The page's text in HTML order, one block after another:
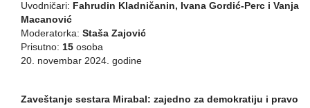
Uvodničari: Fahrudin Kladničanin, Ivana Gordić-Perc i Vanja
Macanović
Moderatorka: Staša Zajović
Prisutno: 15 osoba
20. novembar 2024. godine
Zaveštanje sestara Mirabal: zajedno za demokratiju i pravo